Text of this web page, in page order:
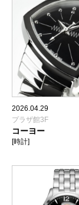
2026.04.29
プラザ館3F
コーヨー
[時計]